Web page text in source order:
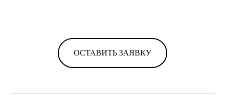
ОСТАВИТЬ ЗАЯВКУ